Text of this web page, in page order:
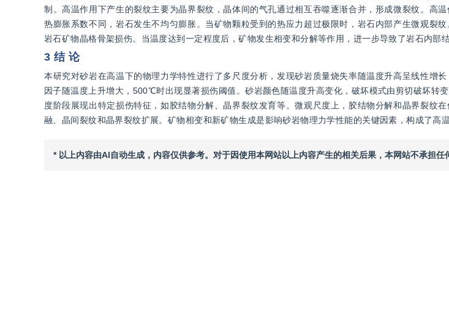
制。高温作用下产生的裂纹主要为晶界裂纹，晶体间的气孔通过相互吞噬逐渐合并，形成微裂纹。高
热膨胀系数不同，岩石发生不均匀膨胀。当矿物颗粒受到的热应力超过极限时，岩石内部产生微观裂
岩石矿物晶格骨架损伤。当温度达到一定程度后，矿物发生相变和分解等作用，进一步导致了岩石内部结
3 结 论
本研究对砂岩在高温下的物理力学特性进行了多尺度分析，发现砂岩质量烧失率随温度升高呈线性增
因子随温度上升增大，500℃时出现显著损伤阈值。砂岩颜色随温度升高变化，破坏模式由剪切破坏转
度阶段展现出特定损伤特征，如胶结物分解、晶界裂纹发育等。微观尺度上，胶结物分解和晶界裂纹
融、晶间裂纹和晶界裂纹扩展。矿物相变和新矿物生成是影响砂岩物理力学性能的关键因素，构成了高
* 以上内容由AI自动生成，内容仅供参考。对于因使用本网站以上内容产生的相关后果，本网站不承担任